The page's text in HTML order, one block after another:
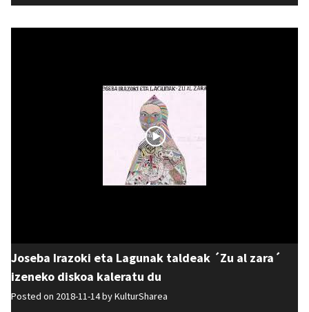
Joseba Irazoki eta Lagunak taldeak ´Zu al zara´
izeneko diskoa kaleratu du
Posted on 2018-11-14 byKulturSharea